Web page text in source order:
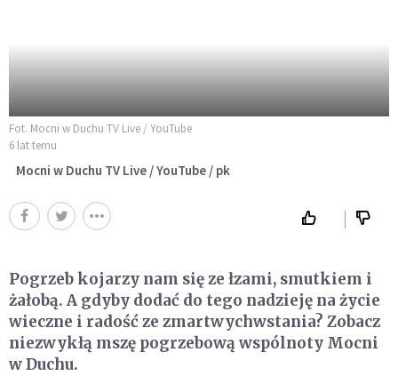
Fot. Mocni w Duchu TV Live / YouTube
6 lat temu
Mocni w Duchu TV Live / YouTube / pk
Pogrzeb kojarzy nam się ze łzami, smutkiem i
żałobą. A gdyby dodać do tego nadzieję na życie
wieczne i radość ze zmartwychwstania? Zobacz
niezwykłą mszę pogrzebową wspólnoty Mocni
w Duchu.